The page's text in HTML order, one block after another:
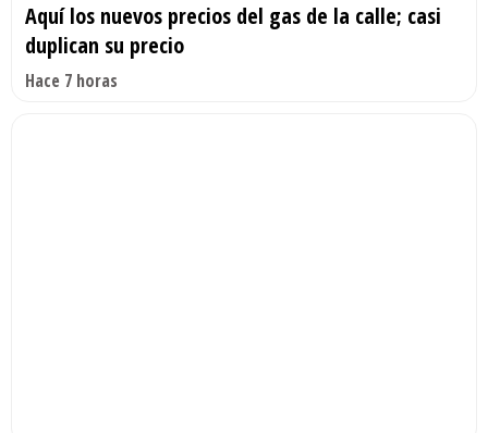
Aquí los nuevos precios del gas de la calle; casi
duplican su precio
Hace 7 horas